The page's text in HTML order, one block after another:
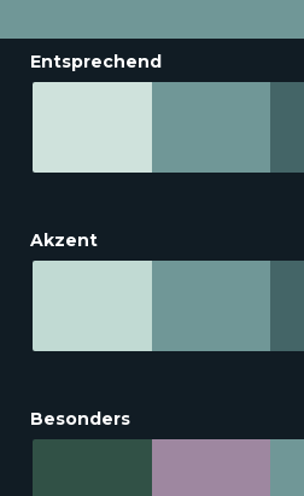
Entsprechend
Akzent
Besonders